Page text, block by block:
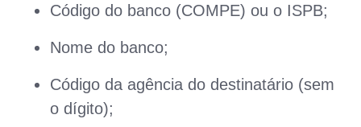
Código do banco (COMPE) ou o ISPB;
Nome do banco;
Código da agência do destinatário (sem
o dígito);